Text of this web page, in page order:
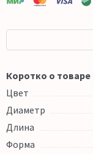
Коротко о товаре
Цвет
Диаметр
Длина
Форма